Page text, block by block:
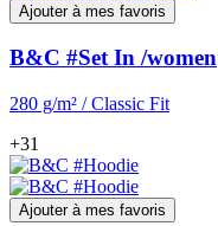
Ajouter à mes favoris
B&C #Set In /women
280 g/m² / Classic Fit
+31
Ajouter à mes favoris